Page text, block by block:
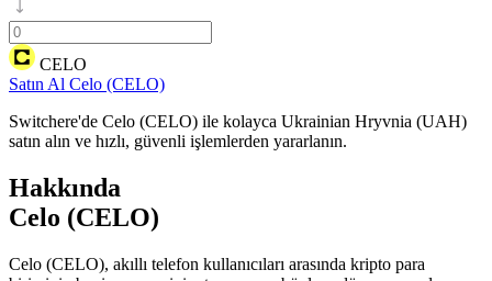
CELO
Satın Al Celo (CELO)
Switchere'de Celo (CELO) ile kolayca Ukrainian Hryvnia (UAH)
satın alın ve hızlı, güvenli işlemlerden yararlanın.
Hakkında
Celo (CELO)
Celo (CELO), akıllı telefon kullanıcıları arasında kripto para